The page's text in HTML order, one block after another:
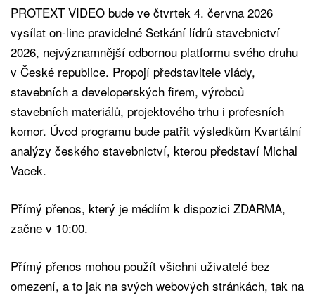
PROTEXT VIDEO bude ve čtvrtek 4. června 2026
vysílat on-line pravidelné Setkání lídrů stavebnictví
2026, nejvýznamnější odbornou platformu svého druhu
v České republice. Propojí představitele vlády,
stavebních a developerských firem, výrobců
stavebních materiálů, projektového trhu i profesních
komor. Úvod programu bude patřit výsledkům Kvartální
analýzy českého stavebnictví, kterou představí Michal
Vacek.
Přímý přenos, který je médiím k dispozici ZDARMA,
začne v 10:00.
Přímý přenos mohou použít všichni uživatelé bez
omezení, a to jak na svých webových stránkách, tak na